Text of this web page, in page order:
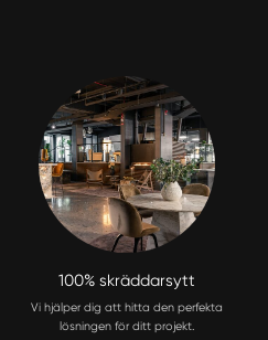
100% skräddarsytt
Vi hjälper dig att hitta den perfekta
lösningen för ditt projekt.